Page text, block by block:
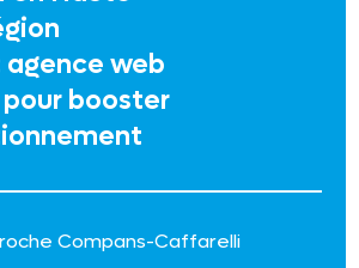
web
pour booster
Compans-Caffarelli